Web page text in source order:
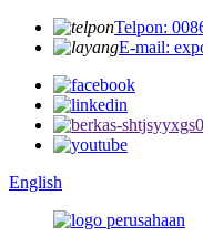
Telpon:
E-mail:
English